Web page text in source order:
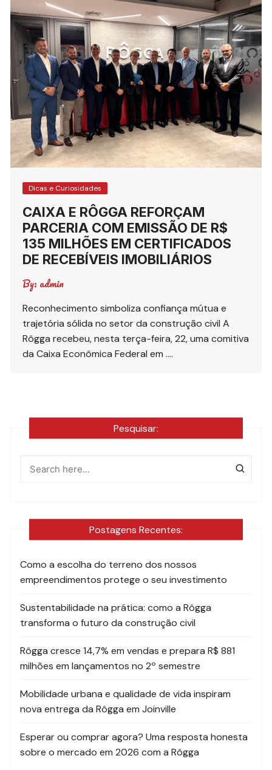
Dicas e Curiosidades
CAIXA E RÔGGA REFORÇAM
PARCERIA COM EMISSÃO DE R$
135 MILHÕES EM CERTIFICADOS
DE RECEBÍVEIS IMOBILIÁRIOS
By: admin
Reconhecimento simboliza confiança mútua e
trajetória sólida no setor da construção civil A
Rôgga recebeu, nesta terça-feira, 22, uma comitiva
da Caixa Econômica Federal em ….
Pesquisar:
Postagens Recentes:
Como a escolha do terreno dos nossos
empreendimentos protege o seu investimento
Sustentabilidade na prática: como a Rôgga
transforma o futuro da construção civil
Rôgga cresce 14,7% em vendas e prepara R$ 881
milhões em lançamentos no 2º semestre
Mobilidade urbana e qualidade de vida inspiram
nova entrega da Rôgga em Joinville
Esperar ou comprar agora? Uma resposta honesta
sobre o mercado em 2026 com a Rôgga